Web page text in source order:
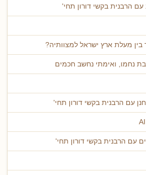
הרבנית בקשי דורון תחי'
מעלת ארץ ישראל למצוותיה?
נחמו, ואימתי נחשב חכמים
עם הרבנית בקשי דורון תחי'
עם הרבנית בקשי דורון תחי'